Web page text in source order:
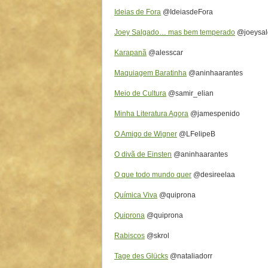
Ideias de Fora @IdeiasdeFora
Joey Salgado… mas bem temperado
Karapanã @alesscar
Maquiagem Baratinha @aninhaarantes
Meio de Cultura @samir_elian
Minha Literatura Agora @jamespenido
O Amigo de Wigner @LFelipeB
O divã de Einsten @aninhaarantes
O que todo mundo quer @desireelaa
Química Viva @quiprona
Quiprona @quiprona
Rabiscos @skrol
Tage des Glücks @nataliadorr